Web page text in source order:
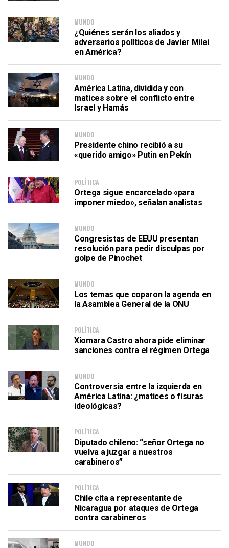
MUNDO
¿Quiénes serán los aliados y
adversarios políticos de Javier Milei
en América?
MUNDO
América Latina, dividida y con
matices sobre el conflicto entre
Israel y Hamás
MUNDO
Presidente chino recibió a su
«querido amigo» Putin en Pekín
POLÍTICA
Ortega sigue encarcelado «para
imponer miedo», señalan analistas
MUNDO
Congresistas de EEUU presentan
resolución para pedir disculpas por
golpe de Pinochet
MUNDO
Los temas que coparon la agenda en
la Asamblea General de la ONU
POLÍTICA
Xiomara Castro ahora pide eliminar
sanciones contra el régimen Ortega
MUNDO
Controversia entre la izquierda en
América Latina: ¿matices o fisuras
ideológicas?
POLÍTICA
Diputado chileno: “señor Ortega no
vuelva a juzgar a nuestros
carabineros”
POLÍTICA
Chile cita a representante de
Nicaragua por ataques de Ortega
contra carabineros
MUNDO